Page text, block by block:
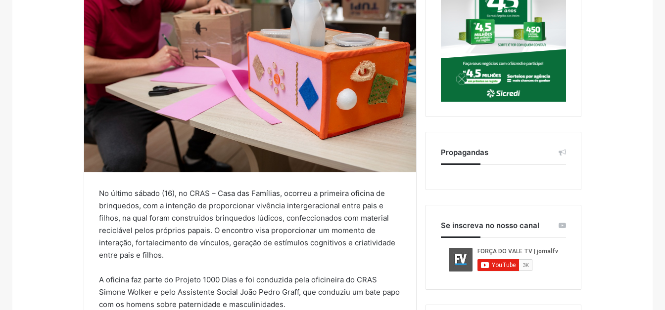
No último sábado (16), no CRAS – Casa das Famílias, ocorreu a primeira oficina de
brinquedos, com a intenção de proporcionar vivência intergeracional entre pais e
filhos, na qual foram construídos brinquedos lúdicos, confeccionados com material
reciclável pelos próprios papais. O encontro visa proporcionar um momento de
interação, fortalecimento de vínculos, geração de estímulos cognitivos e criatividade
entre pais e filhos.
A oficina faz parte do Projeto 1000 Dias e foi conduzida pela oficineira do CRAS
Simone Wolker e pelo Assistente Social João Pedro Graff, que conduziu um bate papo
com os homens sobre paternidade e masculinidades.
Propagandas
Se inscreva no nosso canal